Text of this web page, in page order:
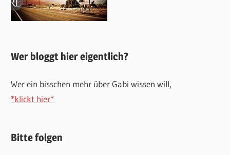
Wer bloggt hier eigentlich?
Wer ein bisschen mehr über Gabi wissen will,
*klickt hier*
Bitte folgen